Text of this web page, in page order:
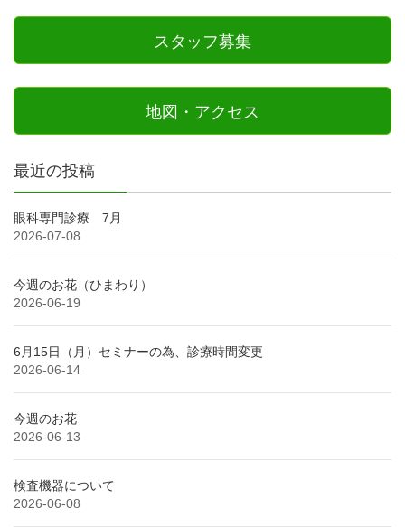
スタッフ募集
地図・アクセス
最近の投稿
眼科専門診療 7月
2026-07-08
今週のお花（ひまわり）
2026-06-19
6月15日（月）セミナーの為、診療時間変更
2026-06-14
今週のお花
2026-06-13
検査機器について
2026-06-08